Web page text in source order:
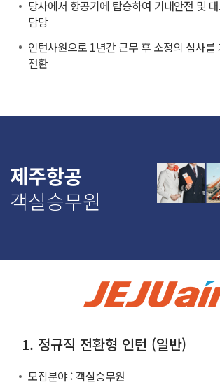
당사에서 항공기에 탑승하여 기내안전 및
담당
인턴사원으로 1년간 근무 후 소정의 심사를
전환
제주항공
객실승무원
1. 정규직 전환형 인턴 (일반)
모집분야 : 객실승무원